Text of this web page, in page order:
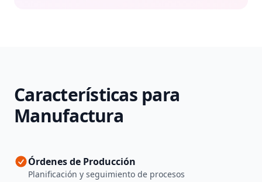
Características para
Manufactura
Órdenes de Producción
Planificación y seguimiento de procesos